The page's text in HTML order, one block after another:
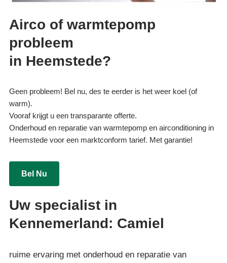
Airco of warmtepomp
probleem
in Heemstede?
Geen probleem! Bel nu, des te eerder is het weer koel (of
warm).
Vooraf krijgt u een transparante offerte.
Onderhoud en reparatie van warmtepomp en airconditioning in
Heemstede voor een marktconform tarief. Met garantie!
Bel Nu
Uw specialist in
Kennemerland: Camiel
ruime ervaring met onderhoud en reparatie van